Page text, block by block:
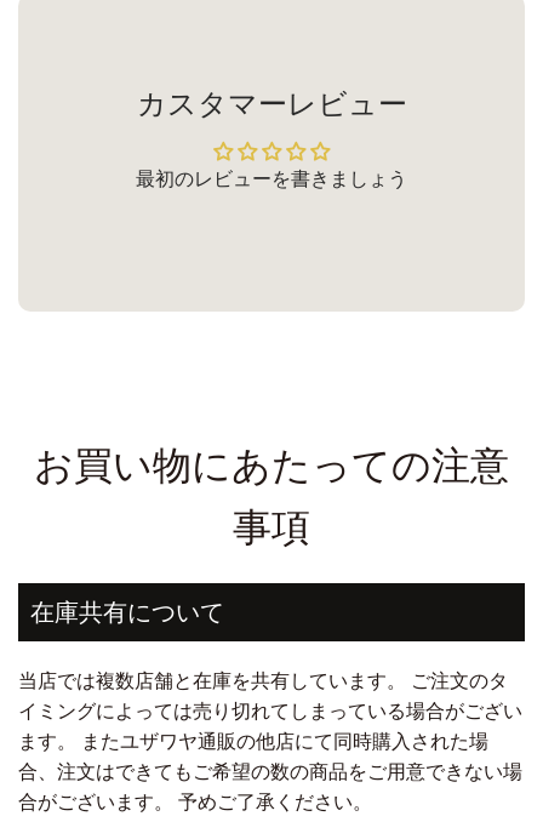
カスタマーレビュー
最初のレビューを書きましょう
お買い物にあたっての注意
事項
在庫共有について
当店では複数店舗と在庫を共有しています。 ご注文のタ
イミングによっては売り切れてしまっている場合がござい
ます。 またユザワヤ通販の他店にて同時購入された場
合、注文はできてもご希望の数の商品をご用意できない場
合がございます。 予めご了承ください。